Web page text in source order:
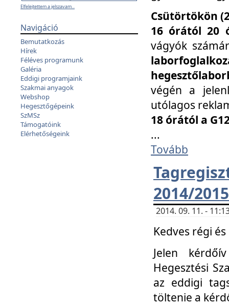
Elfelejtettem a jelszavam...
Navigáció
Bemutatkozás
Hírek
Féléves programunk
Galéria
Eddigi programjaink
Szakmai anyagok
Webshop
Hegesztőgépeink
SzMSz
Támogatóink
Elérhetőségeink
Csütörtökön
16 órától 20
vágyók
végén a
utólagos
18 órától a
...
Tovább
2014/
2014. 09. 11. -
Kedves régi
Jelen
Hegesztési
az eddigi
töltenie a